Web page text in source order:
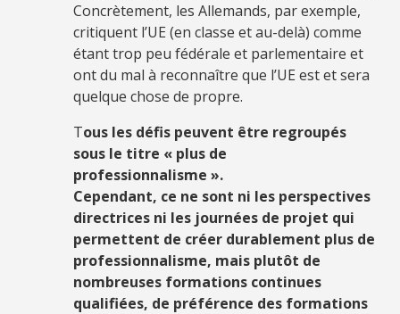
Concrètement, les Allemands, par exemple,
critiquent l’UE (en classe et au-delà) comme
étant trop peu fédérale et parlementaire et
ont du mal à reconnaître que l’UE est et sera
quelque chose de propre.
Tous les défis peuvent être regroupés
sous le titre « plus de
professionnalisme ».
Cependant, ce ne sont ni les perspectives
directrices ni les journées de projet qui
permettent de créer durablement plus de
professionnalisme, mais plutôt de
nombreuses formations continues
qualifiées, de préférence des formations